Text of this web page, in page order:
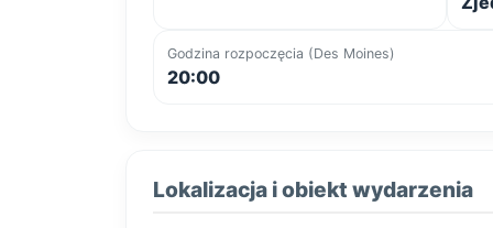
Godzina rozpoczęcia (Des Moines)
20:00
Lokalizacja i obiekt wydarzenia